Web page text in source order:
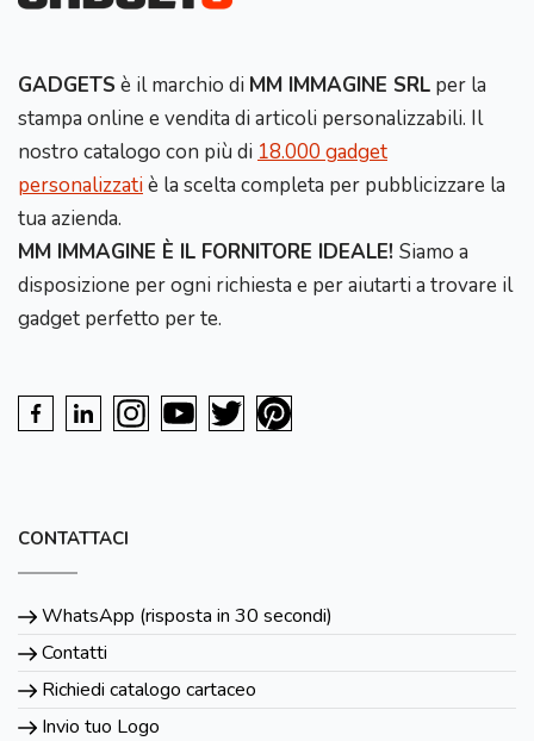
GADGETS è il marchio di MM IMMAGINE SRL per la
stampa online e vendita di articoli personalizzabili. Il
nostro catalogo con più di 18.000 gadget
personalizzatiè la scelta completa per pubblicizzare la
tua azienda.
MM IMMAGINE È IL FORNITORE IDEALE! Siamo a
disposizione per ogni richiesta e per aiutarti a trovare il
gadget perfetto per te.
CONTATTACI
WhatsApp (risposta in 30 secondi)
Contatti
Richiedi catalogo cartaceo
Invio tuo Logo